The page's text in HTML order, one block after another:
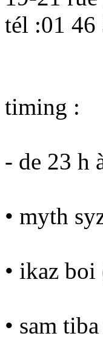
tél :01 46
timing :
- de 23 h
• myth
• ikaz boi
• sam